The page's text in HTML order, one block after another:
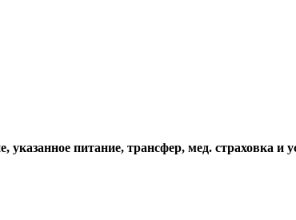
питание, трансфер, мед. страховка и